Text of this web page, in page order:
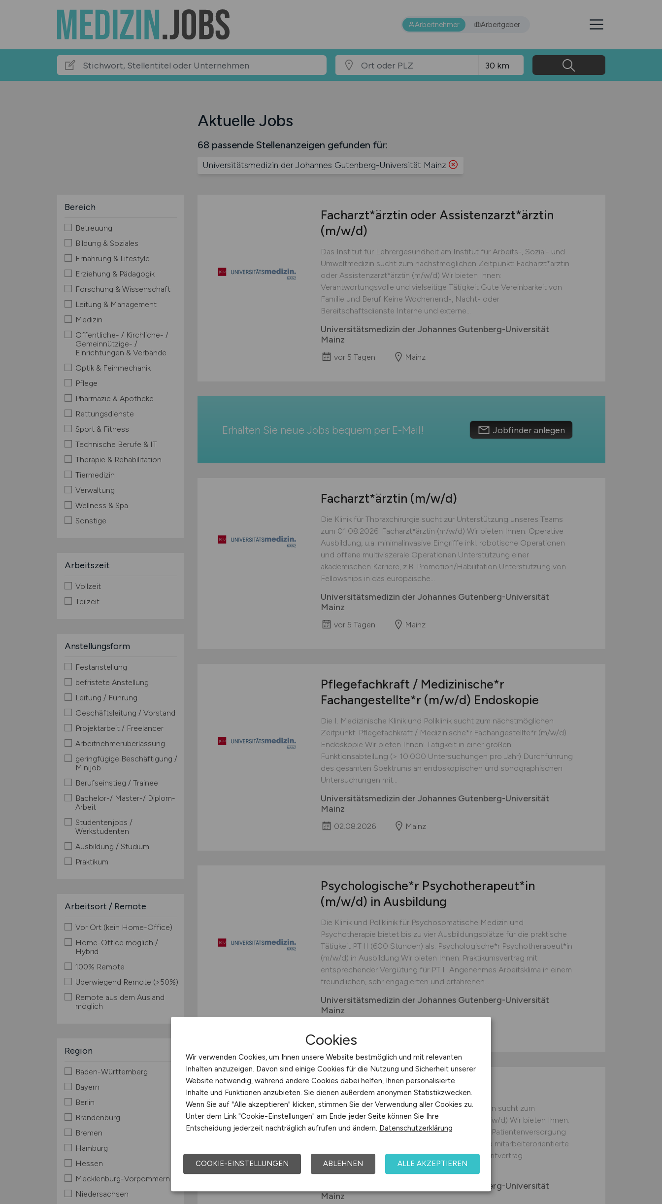
Arbeitnehmer Arbeitgeber
Aktuelle Jobs
68 passende Stellenanzeigen gefunden für:
Universitätsmedizin der Johannes Gutenberg-Universität Mainz
Bereich
Betreuung
Bildung & Soziales
Ernährung & Lifestyle
Erziehung & Pädagogik
Forschung & Wissenschaft
Leitung & Management
Medizin
Öffentliche- / Kirchliche- /
Gemeinnützige- /
Einrichtungen & Verbände
Optik & Feinmechanik
Pflege
Pharmazie & Apotheke
Rettungsdienste
Sport & Fitness
Technische Berufe & IT
Therapie & Rehabilitation
Tiermedizin
Verwaltung
Wellness & Spa
Sonstige
Arbeitszeit
Vollzeit
Teilzeit
Anstellungsform
Festanstellung
befristete Anstellung
Leitung / Führung
Geschäftsleitung / Vorstand
Projektarbeit / Freelancer
Arbeitnehmerüberlassung
geringfügige Beschäftigung /
Minijob
Berufseinstieg / Trainee
Bachelor-/ Master-/ Diplom-
Arbeit
Studentenjobs /
Werkstudenten
Ausbildung / Studium
Praktikum
Arbeitsort / Remote
Vor Ort (kein Home-Office)
Home-Office möglich /
Hybrid
100% Remote
Überwiegend Remote (>50%)
Remote aus dem Ausland
möglich
Region
Baden-Württemberg
Bayern
Berlin
Brandenburg
Bremen
Hamburg
Hessen
Mecklenburg-Vorpommern
Niedersachsen
Facharzt*ärztin oder Assistenzarzt*ärztin
(m/w/d)
Das Institut für Lehrergesundheit am Institut für Arbeits-, Sozial- und
Umweltmedizin sucht zum nächstmöglichen Zeitpunkt: Facharzt*ärztin
oder Assistenzarzt*ärztin (m/w/d) Wir bieten Ihnen:
Verantwortungsvolle und vielseitige Tätigkeit Gute Vereinbarkeit von
Familie und Beruf Keine Wochenend-, Nacht- oder
Bereitschaftsdienste Interne und externe...
Universitätsmedizin der Johannes Gutenberg-Universität
Mainz
vor 5 Tagen Mainz
Erhalten Sie neue Jobs bequem per E-Mail! Jobfinder anlegen
Facharzt*ärztin (m/w/d)
Die Klinik für Thoraxchirurgie sucht zur Unterstützung unseres Teams
zum 01.08.2026: Facharzt*ärztin (m/w/d) Wir bieten Ihnen: Operative
Ausbildung, u.a. minimalinvasive Eingriffe inkl. robotische Operationen
und offene multiviszerale Operationen Unterstützung einer
akademischen Karriere, z.B. Promotion/Habilitation Unterstützung von
Fellowships in das europäische...
Universitätsmedizin der Johannes Gutenberg-Universität
Mainz
vor 5 Tagen Mainz
Pflegefachkraft / Medizinische*r
Fachangestellte*r (m/w/d) Endoskopie
Die I. Medizinische Klinik und Poliklinik sucht zum nächstmöglichen
Zeitpunkt: Pflegefachkraft / Medizinische*r Fachangestellte*r (m/w/d)
Endoskopie Wir bieten Ihnen: Tätigkeit in einer großen
Funktionsabteilung (> 10.000 Untersuchungen pro Jahr) Durchführung
des gesamten Spektrums an endoskopischen und sonographischen
Untersuchungen mit...
Universitätsmedizin der Johannes Gutenberg-Universität
Mainz
02.08.2026 Mainz
Psychologische*r Psychotherapeut*in
(m/w/d) in Ausbildung
Die Klinik und Poliklinik für Psychosomatische Medizin und
Psychotherapie bietet bis zu vier Ausbildungsplätze für die praktische
Tätigkeit PT II (600 Stunden) als: Psychologische*r Psychotherapeut*in
(m/w/d) in Ausbildung Wir bieten Ihnen: Praktikumsvertrag mit
entsprechender Vergütung für PT II Angenehmes Arbeitsklima in einem
freundlichen, sehr engagierten und erfahrenen...
Universitätsmedizin der Johannes Gutenberg-Universität
Mainz
Pflegefachkraft(m/w/d)
Das Team der Neurochirurgischen Intensivstation sucht zum
nächstmöglichen Zeitpunkt : Pflegefachkraft (m/w/d) Wir bieten Ihnen:
Fortbildungs- und Weiterbildungsmöglichkeiten Patientenversorgung
in 1:2 Betreuung Strukturierte Einarbeitung sowie mitarbeiterorientierte
Dienstplangestaltung Vergütung gemäß Haustarifvertrag
entsprechend Ihrer...
Universitätsmedizin der Johannes Gutenberg-Universität
Mainz
Cookies
Wir verwenden Cookies, um Ihnen unsere Website bestmöglich und mit relevanten
Inhalten anzuzeigen. Davon sind einige Cookies für die Nutzung und Sicherheit unserer
Website notwendig, während andere Cookies dabei helfen, Ihnen personalisierte
Inhalte und Funktionen anzubieten. Sie dienen außerdem anonymen Statistikzwecken.
Wenn Sie auf "Alle akzeptieren" klicken, stimmen Sie der Verwendung aller Cookies zu.
Unter dem Link "Cookie-Einstellungen" am Ende jeder Seite können Sie Ihre
Entscheidung jederzeit nachträglich aufrufen und ändern. Datenschutzerklärung
COOKIE-EINSTELLUNGEN ABLEHNEN ALLE AKZEPTIEREN